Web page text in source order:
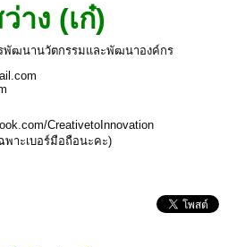
าง (เก๋)
พัฒนานวัตกรรมและพัฒนาองค์กร
CreativetoInnovation
พาะเบอร์มือถือนะคะ)